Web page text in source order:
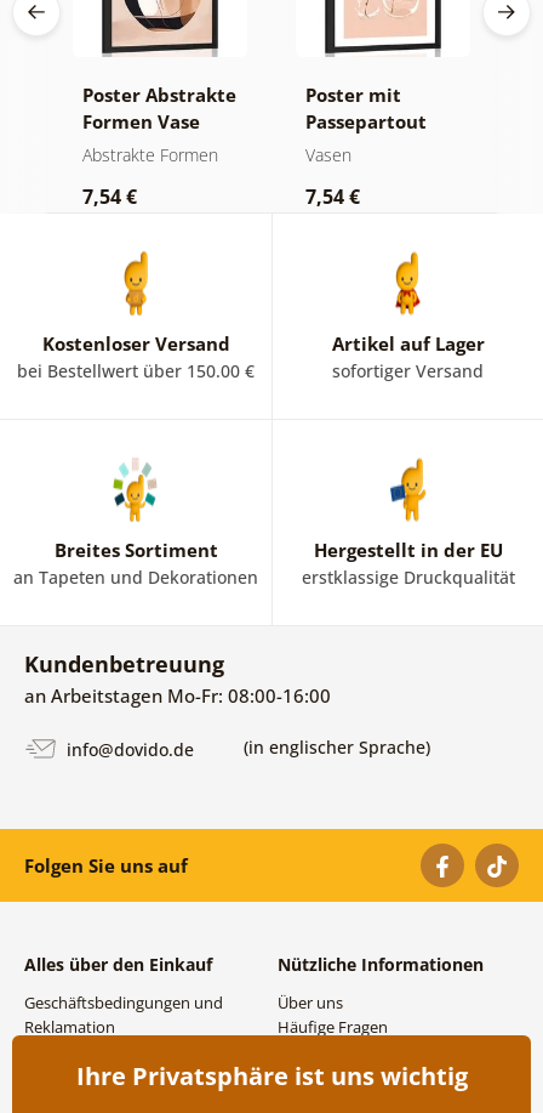
Poster Abstrakte
Formen Vase
Abstrakte Formen
7,54 €
Poster mit
Passepartout
Minimalistische
Vase
Vasen
7,54 €
Kostenloser Versand
bei Bestellwert über 150.00 €
Artikel auf Lager
sofortiger Versand
Breites Sortiment
an Tapeten und Dekorationen
Hergestellt in der EU
erstklassige Druckqualität
Kundenbetreuung
an Arbeitstagen Mo-Fr: 08:00-16:00
info@dovido.de (in englischer Sprache)
Folgen Sie uns auf
Alles über den Einkauf
Geschäftsbedingungen und
Reklamation
Versand- und
Nützliche Informationen
Über uns
Häufige Fragen
Großhandel und
Ihre Privatsphäre ist uns wichtig